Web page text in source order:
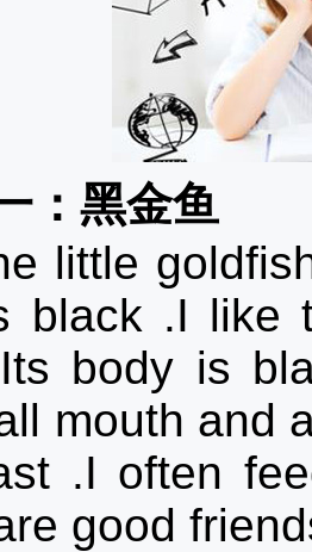
：黑金鱼
little
black .I like
body is
mouth and
.I often
good